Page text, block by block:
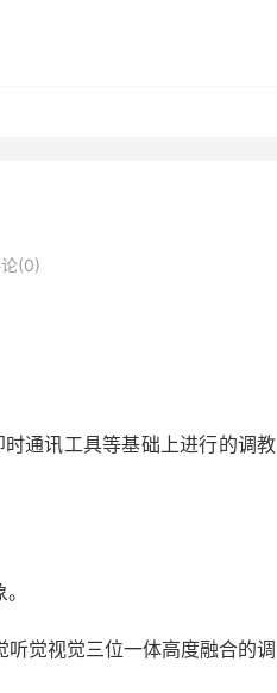
(0)
通讯工具等基础上进行的调教
觉视觉三位一体高度融合的调